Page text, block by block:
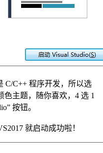
C/C++ 程序开发，所以选
色主题，随你喜欢，4 选 1
按钮。
就启动成功啦！